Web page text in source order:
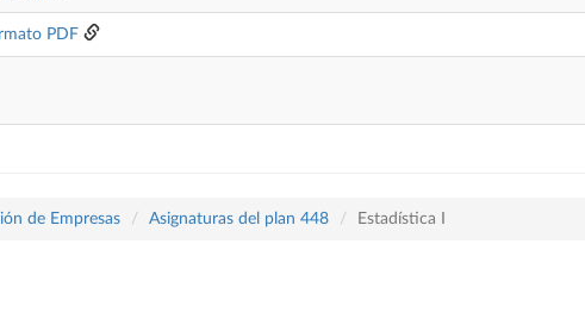
PDF
de Empresas Asignaturas del plan 448 Estadística I